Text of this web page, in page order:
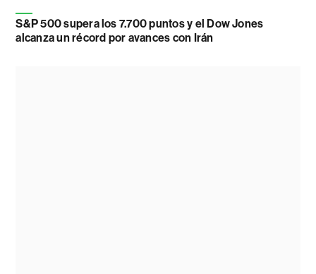
S&P 500 supera los 7.700 puntos y el Dow Jones
alcanza un récord por avances con Irán